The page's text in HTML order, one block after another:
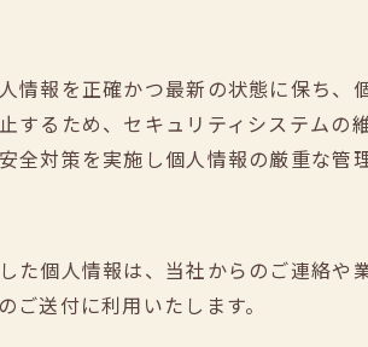
情報を正確かつ最新の状態に保ち、
するため、セキュリティシステムの
全対策を実施し個人情報の厳重な管
た個人情報は、当社からのご連絡や
ご送付に利用いたします。